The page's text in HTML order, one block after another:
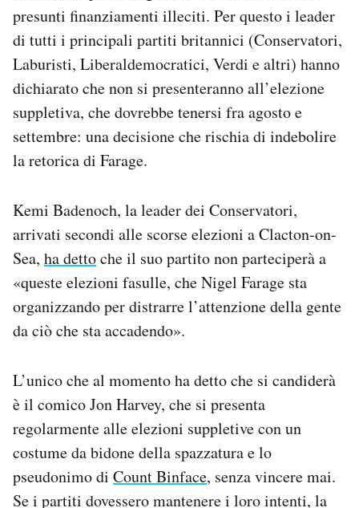
presunti finanziamenti illeciti. Per questo i leader
di tutti i principali partiti britannici (Conservatori,
Laburisti, Liberaldemocratici, Verdi e altri) hanno
dichiarato che non si presenteranno all’elezione
suppletiva, che dovrebbe tenersi fra agosto e
settembre: una decisione che rischia di indebolire
la retorica di Farage.
Kemi Badenoch, la leader dei Conservatori,
arrivati secondi alle scorse elezioni a Clacton-on-
Sea, ha dettoche il suo partito non parteciperà a
«queste elezioni fasulle, che Nigel Farage sta
organizzando per distrarre l’attenzione della gente
da ciò che sta accadendo».
L’unico che al momento ha detto che si candiderà
è il comico Jon Harvey, che si presenta
regolarmente alle elezioni suppletive con un
costume da bidone della spazzatura e lo
pseudonimo di Count Binface, senza vincere mai.
Se i partiti dovessero mantenere i loro intenti, la